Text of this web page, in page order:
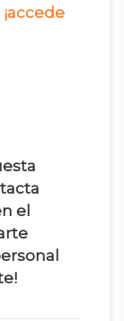
¡accede
el